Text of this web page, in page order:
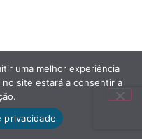
uma melhor experiência
site estará a consentir a
privacidade